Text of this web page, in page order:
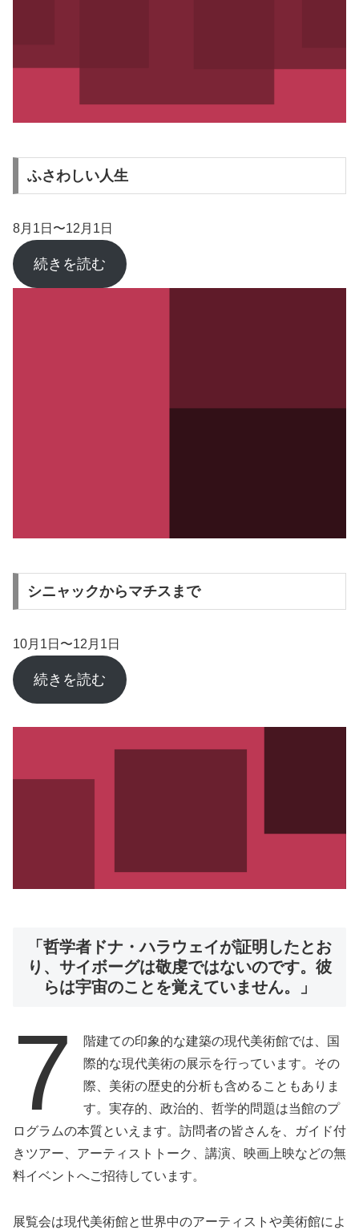
ふさわしい人生
8月1日〜12月1日
続きを読む
シニャックからマチスまで
10月1日〜12月1日
続きを読む
「哲学者ドナ・ハラウェイが証明したとお
り、サイボーグは敬虔ではないのです。彼
らは宇宙のことを覚えていません。」
7
階建ての印象的な建築の現代美術館では、国
際的な現代美術の展示を行っています。その
際、美術の歴史的分析も含めることもありま
す。実存的、政治的、哲学的問題は当館のプ
ログラムの本質といえます。訪問者の皆さんを、ガイド付
きツアー、アーティストトーク、講演、映画上映などの無
料イベントへご招待しています。
展覧会は現代美術館と世界中のアーティストや美術館によ